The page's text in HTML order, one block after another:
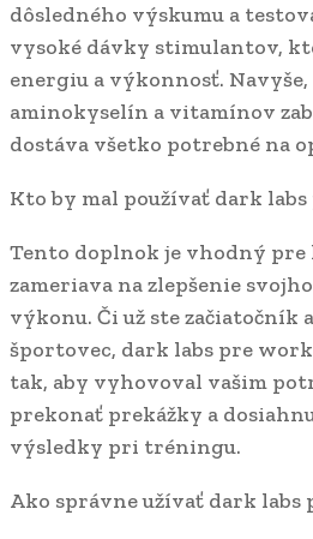
dôsledného výskumu a
vysoké dávky stimulantov,
energiu a výkonnosť.
aminokyselín a vitamínov
dostáva všetko potrebné na
Kto by mal používať dark
Tento doplnok je vhodný pre
zameriava na zlepšenie
výkonu. Či už ste začiatočník
športovec, dark labs pre
tak, aby vyhovoval vašim
prekonať prekážky a
výsledky pri tréningu.
Ako správne užívať dark